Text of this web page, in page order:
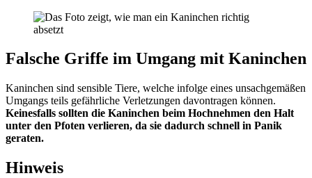
Falsche Griffe im Umgang mit Kaninchen
Kaninchen sind sensible Tiere, welche infolge eines unsachgemäßen
Umgangs teils gefährliche Verletzungen davontragen können.
Keinesfalls sollten die Kaninchen beim Hochnehmen den Halt
unter den Pfoten verlieren, da sie dadurch schnell in Panik
geraten.
Hinweis